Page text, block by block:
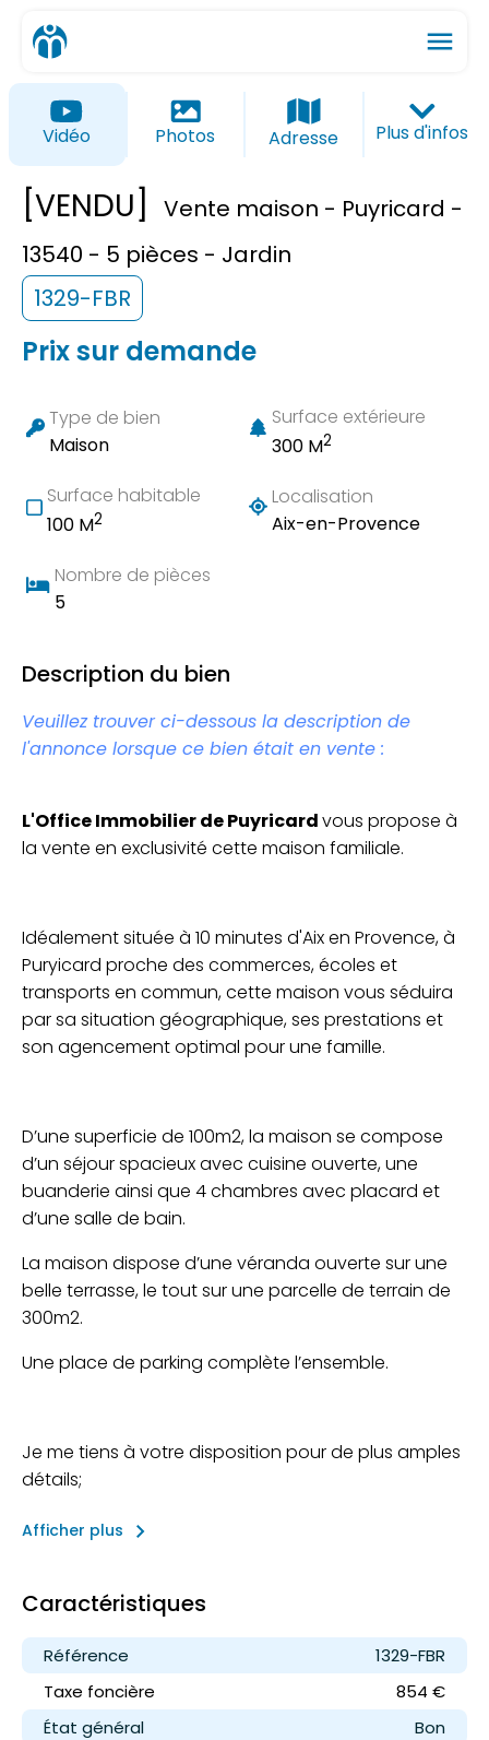
menu
ios_share
Vidéo Photos Adresse Plus d'infos
[VENDU]
Vente maison - Puyricard -
13540 - 5 pièces - Jardin
1329-FBR
Prix sur demande
Type de bien
Maison
Surface extérieure
300 M2
Surface habitable
100 M2
Localisation
Aix-en-Provence
Nombre de pièces
5
Description du bien
Veuillez trouver ci-dessous la description de
l'annonce lorsque ce bien était en vente :
L'Office Immobilier de Puyricardvous propose à
la vente en exclusivité cette maison familiale.
Idéalement située à 10 minutes d'Aix en Provence, à
Puryicard proche des commerces, écoles et
transports en commun, cette maison vous séduira
par sa situation géographique, ses prestations et
son agencement optimal pour une famille.
D’une superficie de 100m2, la maison se compose
d’un séjour spacieux avec cuisine ouverte, une
buanderie ainsi que 4 chambres avec placard et
d’une salle de bain.
La maison dispose d’une véranda ouverte sur une
belle terrasse, le tout sur une parcelle de terrain de
300m2.
Une place de parking complète l’ensemble.
Je me tiens à votre disposition pour de plus amples
détails;
Afficher plus keyboard_arrow_right
Caractéristiques
Référence
1329-FBR
Taxe foncière
854 €
État général
Bon